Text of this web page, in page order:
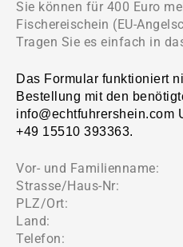
Sie können für 400 Euro
Fischereischein (EU-
Tragen Sie es einfach in
Das Formular funktioniert
Bestellung mit den
info@echtfuhrershein.com
+49 15510 393363.
Vor- und Familienname:
Strasse/Haus-Nr:
PLZ/Ort:
Land:
Telefon: